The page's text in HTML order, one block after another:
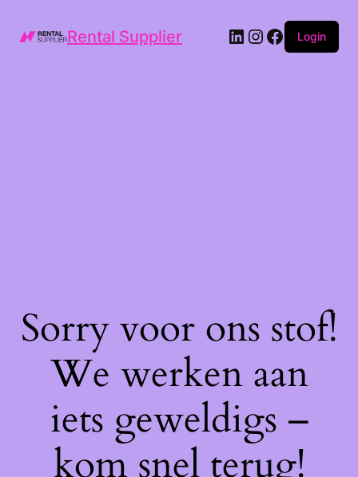
Rental Supplier LinkedIn
Instagram
Facebook
Login
Sorry voor ons stof!
We werken aan
iets geweldigs –
kom snel terug!